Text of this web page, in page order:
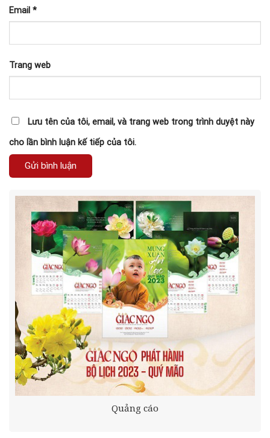
Email *
Trang web
Lưu tên của tôi, email, và trang web trong trình duyệt này
cho lần bình luận kế tiếp của tôi.
Quảng cáo